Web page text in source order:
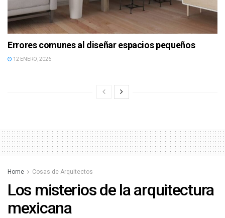
Errores comunes al diseñar espacios pequeños
12 ENERO, 2026
Home Cosas de Arquitectos
Los misterios de la arquitectura
mexicana